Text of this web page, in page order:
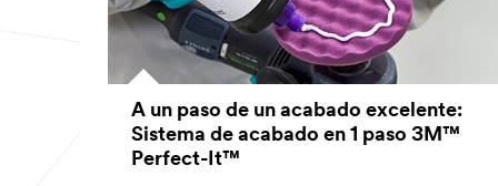
A un paso de un acabado excelente:
Sistema de acabado en 1 paso 3M™
Perfect-It™